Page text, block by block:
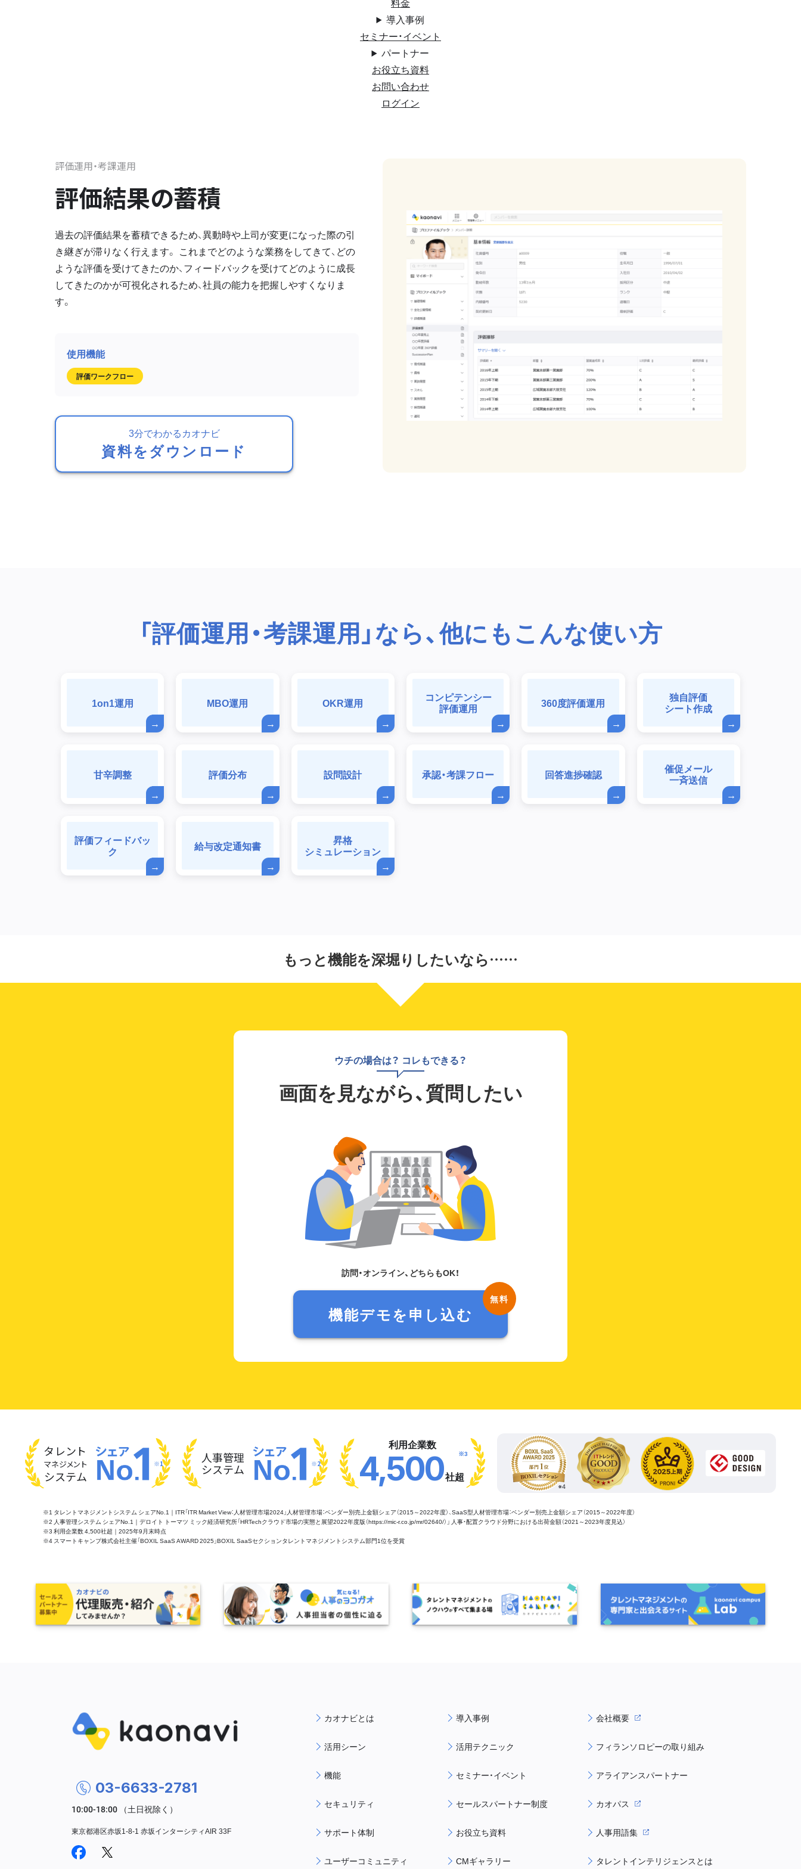
導入事例
セミナー・イベント
パートナー
お役立ち資料
お問い合わせ
ログイン
評価運用・考課運用
評価結果の蓄積
過去の評価結果を蓄積できるため、異動時や上司が変更になった際の引
き継ぎが滞りなく行えます。 これまでどのような業務をしてきて、どの
ような評価を受けてきたのか、フィードバックを受けてどのように成長
してきたのかが可視化されるため、社員の能力を把握しやすくなりま
す。
評価ワークフロー
3分でわかるカオナビ
資料をダウンロード
「評価運用・考課運用」なら、他にもこんな使い方
1on1運用 MBO運用 OKR運用 コンピテンシー
評価運用 360度評価運用 独自評価
シート作成
甘辛調整 評価分布 設問設計 承認・考課フロー 回答進捗確認 催促メール
一斉送信
評価フィードバッ
ク 給与改定通知書 昇格
シミュレーション
もっと機能を深堀りしたいなら……
ウチの場合は？ コレもできる？
画面を見ながら、質問したい
訪問・オンライン、どちらもOK！
機能デモを申し込む
タレント
マネジメント
システム
※1 人事管理
システム ※2
利用企業数
4,500社超
※3
※1 タレントマネジメントシステム シェアNo.1｜ITR「ITR Market View：人材管理市場2024」人材管理市場：ベンダー別売上金額シェア（2015～2022年度）、SaaS型人材管理市場：ベンダー別売上金額シェア（2015～2022年度）
※2 人事管理システム シェアNo.1｜デロイト トーマツ ミック経済研究所「HRTechクラウド市場の実態と展望2022年度版（https://mic-r.co.jp/mr/02640/）」 人事・配置クラウド分野における出荷金額（2021～2023年度見込）
※3 利用企業数 4,500社超｜2025年9月末時点
※4 スマートキャンプ株式会社主催「BOXIL SaaS AWARD 2025」BOXIL SaaSセクションタレントマネジメントシステム部門1位を受賞
カオナビとは
活用シーン
機能
セキュリティ
サポート体制
ユーザーコミュニティ
導入事例
活用テクニック
セミナー・イベント
セールスパートナー制度
お役立ち資料
CMギャラリー
会社概要
フィランソロピーの取り組み
アライアンスパートナー
カオパス
人事用語集
タレントインテリジェンスとは
03-6633-2781
東京都港区赤坂1-8-1 赤坂インターシティAIR 33F